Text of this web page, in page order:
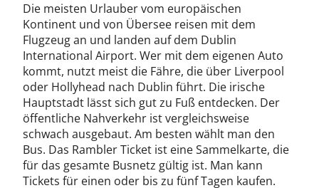
Die meisten Urlauber vom europäischen
Kontinent und von Übersee reisen mit dem
Flugzeug an und landen auf dem Dublin
International Airport. Wer mit dem eigenen Auto
kommt, nutzt meist die Fähre, die über Liverpool
oder Hollyhead nach Dublin führt. Die irische
Hauptstadt lässt sich gut zu Fuß entdecken. Der
öffentliche Nahverkehr ist vergleichsweise
schwach ausgebaut. Am besten wählt man den
Bus. Das Rambler Ticket ist eine Sammelkarte, die
für das gesamte Busnetz gültig ist. Man kann
Tickets für einen oder bis zu fünf Tagen kaufen.